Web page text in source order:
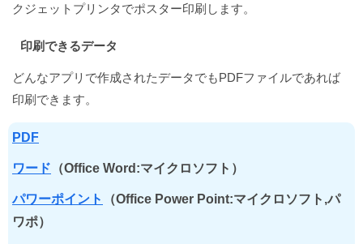
クジェットプリンタでポスター印刷します。
印刷できるデータ
どんなアプリで作成されたデータでもPDFファイルであれば
印刷できます。
PDF
ワード （Office Word:マイクロソフト）
パワーポイント
（Office Power Point:マイクロソフト,パ
ワポ）